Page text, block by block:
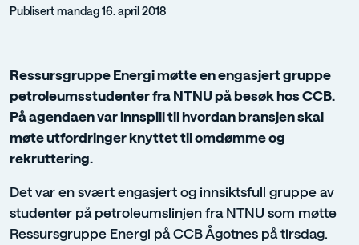
Publisert mandag 16. april 2018
Ressursgruppe Energi møtte en engasjert gruppe
petroleumsstudenter fra NTNU på besøk hos CCB.
På agendaen var innspill til hvordan bransjen skal
møte utfordringer knyttet til omdømme og
rekruttering.
Det var en svært engasjert og innsiktsfull gruppe av
studenter på petroleumslinjen fra NTNU som møtte
Ressursgruppe Energi på CCB Ågotnes på tirsdag.